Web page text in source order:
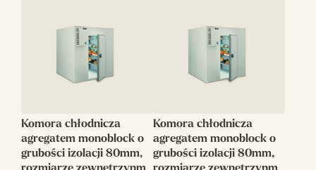
Komora chłodnicza
agregatem monoblock o
grubości izolacji 80mm,
Komora chłodnicza
agregatem monoblock o
grubości izolacji 80mm,